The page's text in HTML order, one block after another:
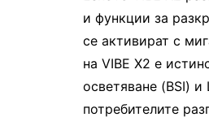
и функции за
се активират с
на VIBE X2 е
осветяване (BSI)
потребителите